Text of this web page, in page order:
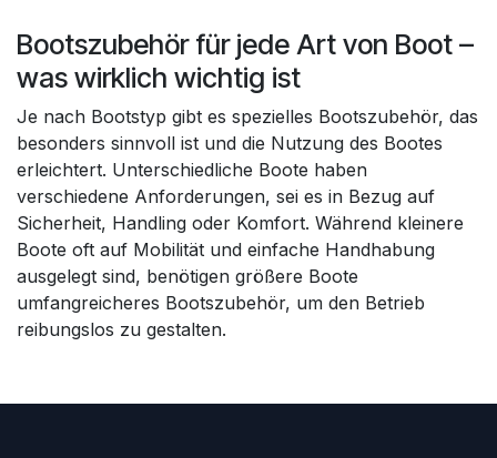
Bootszubehör für jede Art von Boot –
was wirklich wichtig ist
Je nach Bootstyp gibt es spezielles Bootszubehör, das
besonders sinnvoll ist und die Nutzung des Bootes
erleichtert. Unterschiedliche Boote haben
verschiedene Anforderungen, sei es in Bezug auf
Sicherheit, Handling oder Komfort. Während kleinere
Boote oft auf Mobilität und einfache Handhabung
ausgelegt sind, benötigen größere Boote
umfangreicheres Bootszubehör, um den Betrieb
reibungslos zu gestalten.